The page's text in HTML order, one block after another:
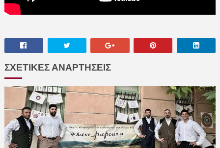
ΣΧΕΤΙΚΕΣ ΑΝΑΡΤΗΣΕΙΣ